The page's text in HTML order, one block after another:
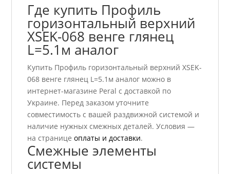
Где купить Профиль
горизонтальный верхний
ХSEK-068 венге глянец
L=5.1м аналог
Купить Профиль горизонтальный верхний ХSEK-
068 венге глянец L=5.1м аналог можно в
интернет-магазине Peral с доставкой по
Украине. Перед заказом уточните
совместимость с вашей раздвижной системой и
наличие нужных смежных деталей. Условия —
на страницеоплаты и доставки.
Смежные элементы
системы